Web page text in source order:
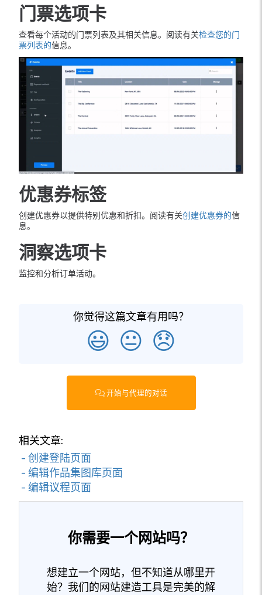
门票选项卡
查看每个活动的门票列表及其相关信息。阅读有关检查您的门
票列表的信息。
优惠券标签
创建优惠券以提供特别优惠和折扣。阅读有关创建优惠券的信
息。
洞察选项卡
监控和分析订单活动。
你觉得这篇文章有用吗？
😃 😐 😞
开始与代理的对话
相关文章:
- 创建登陆页面
- 编辑作品集图库页面
- 编辑议程页面
你需要一个网站吗？
想建立一个网站，但不知道从哪里开
始？我们的网站建造工具是完美的解